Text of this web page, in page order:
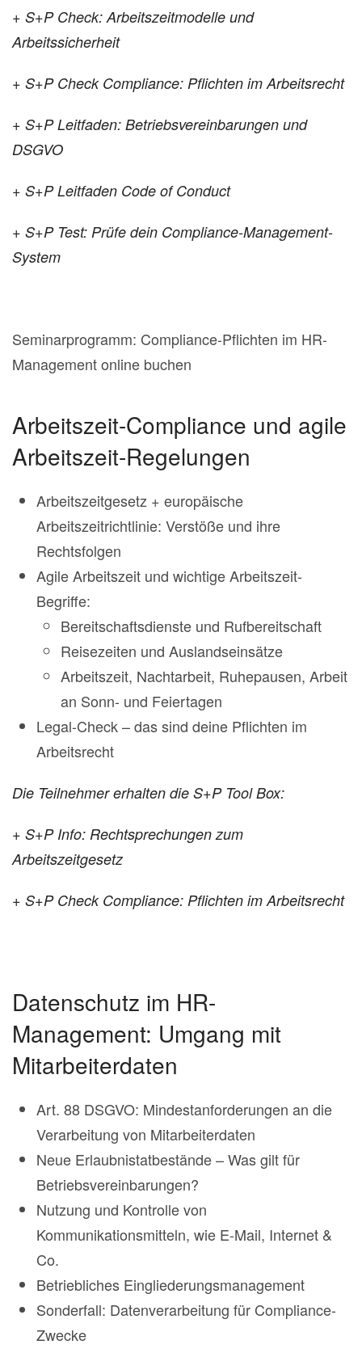
+ S+P Check: Arbeitszeitmodelle und
Arbeitssicherheit
+ S+P Check Compliance: Pflichten im Arbeitsrecht
+ S+P Leitfaden: Betriebsvereinbarungen und
DSGVO
+ S+P Leitfaden Code of Conduct
+ S+P Test: Prüfe dein Compliance-Management-
System
Seminarprogramm: Compliance-Pflichten im HR-
Management online buchen
Arbeitszeit-Compliance und agile
Arbeitszeit-Regelungen
Arbeitszeitgesetz + europäische
Arbeitszeitrichtlinie: Verstöße und ihre
Rechtsfolgen
Agile Arbeitszeit und wichtige Arbeitszeit-
Begriffe:
Bereitschaftsdienste und Rufbereitschaft
Reisezeiten und Auslandseinsätze
Arbeitszeit, Nachtarbeit, Ruhepausen, Arbeit
an Sonn- und Feiertagen
Legal-Check – das sind deine Pflichten im
Arbeitsrecht
Die Teilnehmer erhalten die S+P Tool Box:
+ S+P Info: Rechtsprechungen zum
Arbeitszeitgesetz
+ S+P Check Compliance: Pflichten im Arbeitsrecht
Datenschutz im HR-
Management: Umgang mit
Mitarbeiterdaten
Art. 88 DSGVO: Mindestanforderungen an die
Verarbeitung von Mitarbeiterdaten
Neue Erlaubnistatbestände – Was gilt für
Betriebsvereinbarungen?
Nutzung und Kontrolle von
Kommunikationsmitteln, wie E-Mail, Internet &
Co.
Betriebliches Eingliederungsmanagement
Sonderfall: Datenverarbeitung für Compliance-
Zwecke